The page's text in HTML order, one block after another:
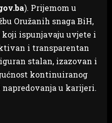
). Prijemom u
Oružanih snaga BiH,
ispunjavaju uvjete i
i transparentan
stalan, izazovan i
kontinuiranog
u karijeri.